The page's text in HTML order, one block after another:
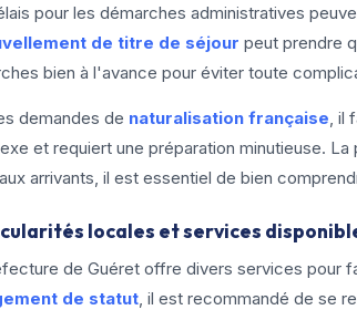
pour les démarches administratives
de titre de séjour peut prendre
bien à l'avance pour éviter toute
demandes de naturalisation française, il
et requiert une préparation minutieuse.
arrivants, il est essentiel de bien
locales et services
de Guéret offre divers services pour
de statut, il est recommandé de se